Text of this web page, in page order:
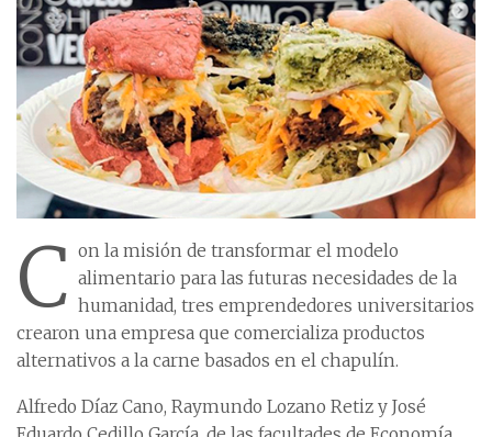
C on la misión de transformar el modelo
alimentario para las futuras necesidades de la
humanidad, tres emprendedores universitarios
crearon una empresa que comercializa productos
alternativos a la carne basados en el chapulín.
Alfredo Díaz Cano, Raymundo Lozano Retiz y José